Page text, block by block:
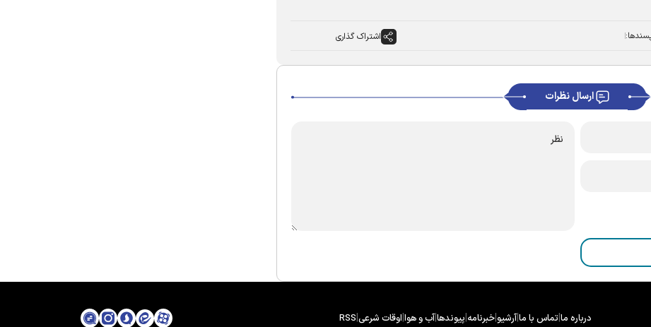
اشتراک گذاری
ارسال نظرات
درباره ما|تماس با ما|آرشیو|خبرنامه|پیوندها|آب و هوا|اوقات شرعی|
RSS